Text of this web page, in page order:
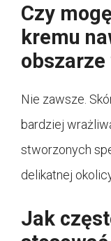
Czy
kremu
obszarze
Nie zawsze.
bardziej
stworzonych
delikatnej
Jak